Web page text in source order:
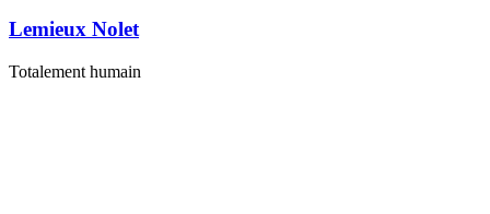
Lemieux Nolet
Totalement humain